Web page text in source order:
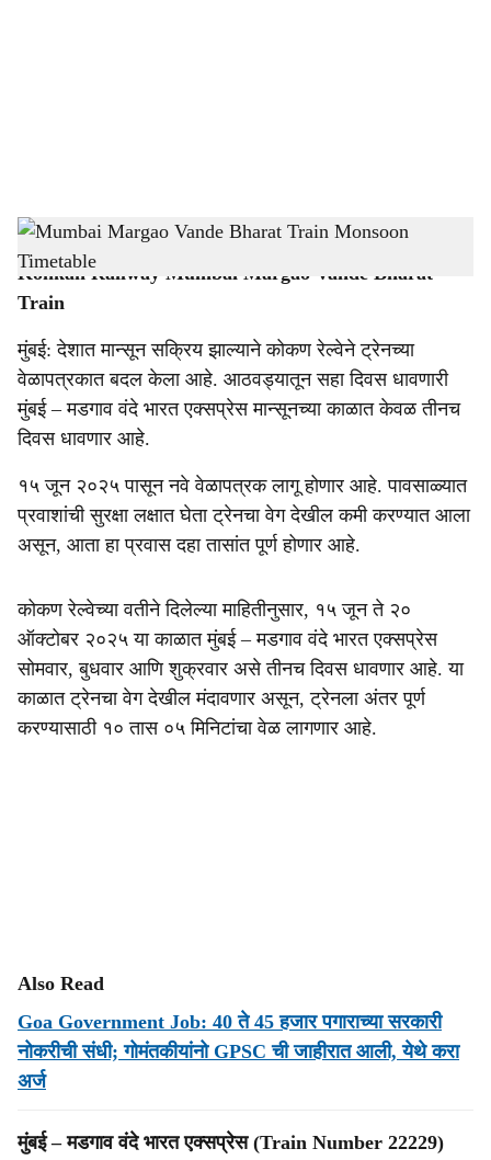
h
a
r
e
Mumbai Margao Vande Bharat Train- Dainik Gomantak
Konkan Railway Mumbai Margao Vande Bharat
Train
मुंबई: देशात मान्सून सक्रिय झाल्याने कोकण रेल्वेने ट्रेनच्या
वेळापत्रकात बदल केला आहे. आठवड्यातून सहा दिवस धावणारी
मुंबई – मडगाव वंदे भारत एक्सप्रेस मान्सूनच्या काळात केवळ तीनच
दिवस धावणार आहे.
१५ जून २०२५ पासून नवे वेळापत्रक लागू होणार आहे. पावसाळ्यात
प्रवाशांची सुरक्षा लक्षात घेता ट्रेनचा वेग देखील कमी करण्यात आला
असून, आता हा प्रवास दहा तासांत पूर्ण होणार आहे.
कोकण रेल्वेच्या वतीने दिलेल्या माहितीनुसार, १५ जून ते २०
ऑक्टोबर २०२५ या काळात मुंबई – मडगाव वंदे भारत एक्सप्रेस
सोमवार, बुधवार आणि शुक्रवार असे तीनच दिवस धावणार आहे. या
काळात ट्रेनचा वेग देखील मंदावणार असून, ट्रेनला अंतर पूर्ण
करण्यासाठी १० तास ०५ मिनिटांचा वेळ लागणार आहे.
Also Read
Goa Government Job: 40 ते 45 हजार पगाराच्या सरकारी
नोकरीची संधी; गोमंतकीयांनो GPSC ची जाहीरात आली, येथे करा
अर्ज
मुंबई – मडगाव वंदे भारत एक्सप्रेस (Train Number 22229)